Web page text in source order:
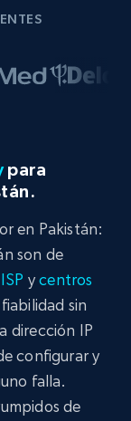
para
en Pakistán:
son de
ISP ycentros
sin
dirección IP
configurar y
falla.
de